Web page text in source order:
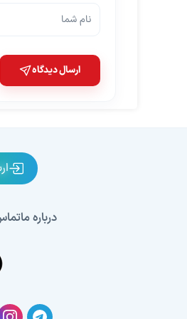
ارسال دیدگاه
درباره ما